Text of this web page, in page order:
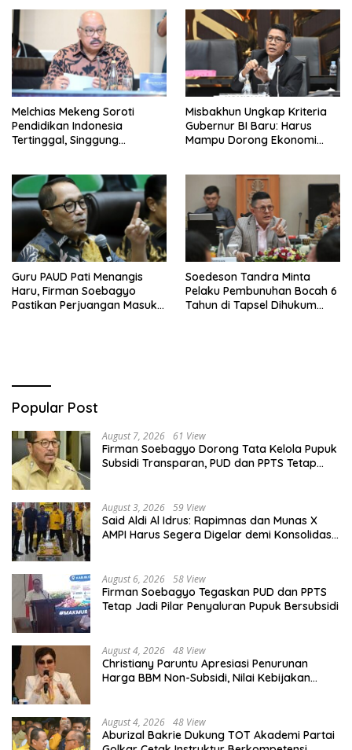
Melchias Mekeng Soroti
Pendidikan Indonesia
Tertinggal, Singgung
Misbakhun Ungkap Kriteria
Gubernur BI Baru: Harus
Mampu Dorong Ekonomi
Guru PAUD Pati Menangis
Haru, Firman Soebagyo
Pastikan Perjuangan Masuk
Soedeson Tandra Minta
Pelaku Pembunuhan Bocah 6
Tahun di Tapsel Dihukum
Popular Post
August 7, 2026 61 View
Firman Soebagyo Dorong Tata Kelola Pupuk
Subsidi Transparan, PUD dan PPTS Tetap
August 3, 2026 59 View
Said Aldi Al Idrus: Rapimnas dan Munas X
AMPI Harus Segera Digelar demi Konsolidasi
August 6, 2026 58 View
Firman Soebagyo Tegaskan PUD dan PPTS
Tetap Jadi Pilar Penyaluran Pupuk Bersubsidi
August 4, 2026 48 View
Christiany Paruntu Apresiasi Penurunan
Harga BBM Non-Subsidi, Nilai Kebijakan
August 4, 2026 48 View
Aburizal Bakrie Dukung TOT Akademi Partai